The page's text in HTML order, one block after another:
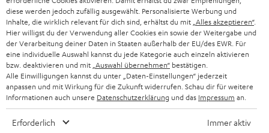
BLUETOOTH-LAUTSPRECHER
KOPFHÖRER
BLUETOOTH-KOPFHÖRER
STEREOANLAGEN
PARTNERPROGRAMM
BLOG
NEWSLETTER
STORES
DEINE VORTEILE BEI TEUFEL
SCHWEIZ
NIEDERLANDE
BELGIEN
FRANKREICH
diese werden jedoch zufällig ausgewählt. Personalisierte Werbung und
Inhalte, die wirklich relevant für dich sind, erhältst du mit „Alles akzeptieren“.
Hier willigst du der Verwendung aller Cookies ein sowie der Weitergabe und
der Verarbeitung deiner Daten in Staaten außerhalb der EU/des EWR. Für
eine individuelle Auswahl kannst du jede Kategorie auch einzeln aktivieren
bzw. deaktivieren und mit „Auswahl übernehmen“ bestätigen.
Alle Einwilligungen kannst du unter „Daten-Einstellungen“ jederzeit
anpassen und mit Wirkung für die Zukunft widerrufen. Schau dir für weitere
Informationen auch unsere Datenschutzerklärung und das Impressum an.
Erforderlich Immer aktiv